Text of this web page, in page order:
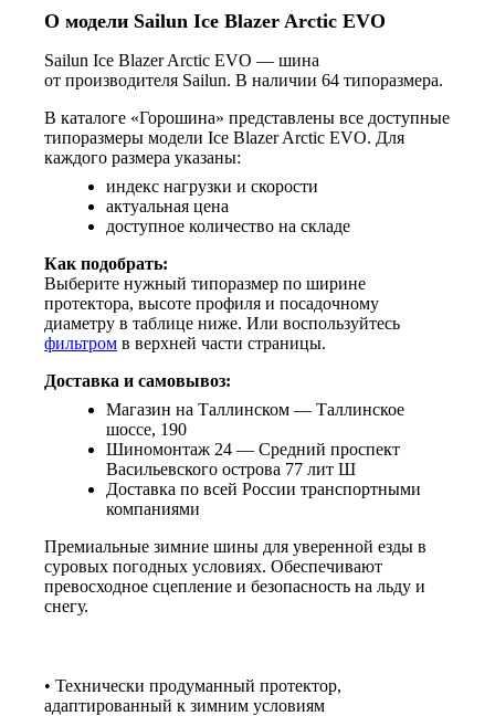
О модели Sailun Ice Blazer Arctic EVO
Sailun Ice Blazer Arctic EVO — шина
от производителя Sailun. В наличии 64 типоразмера.
В каталоге «Горошина» представлены все доступные
типоразмеры модели Ice Blazer Arctic EVO. Для
каждого размера указаны:
индекс нагрузки и скорости
актуальная цена
доступное количество на складе
Как подобрать:
Выберите нужный типоразмер по ширине
протектора, высоте профиля и посадочному
диаметру в таблице ниже. Или воспользуйтесь
фильтром в верхней части страницы.
Доставка и самовывоз:
Магазин на Таллинском — Таллинское
шоссе, 190
Шиномонтаж 24 — Средний проспект
Васильевского острова 77 лит Ш
Доставка по всей России транспортными
компаниями
Премиальные зимние шины для уверенной езды в
суровых погодных условиях. Обеспечивают
превосходное сцепление и безопасность на льду и
снегу.
• Технически продуманный протектор,
адаптированный к зимним условиям